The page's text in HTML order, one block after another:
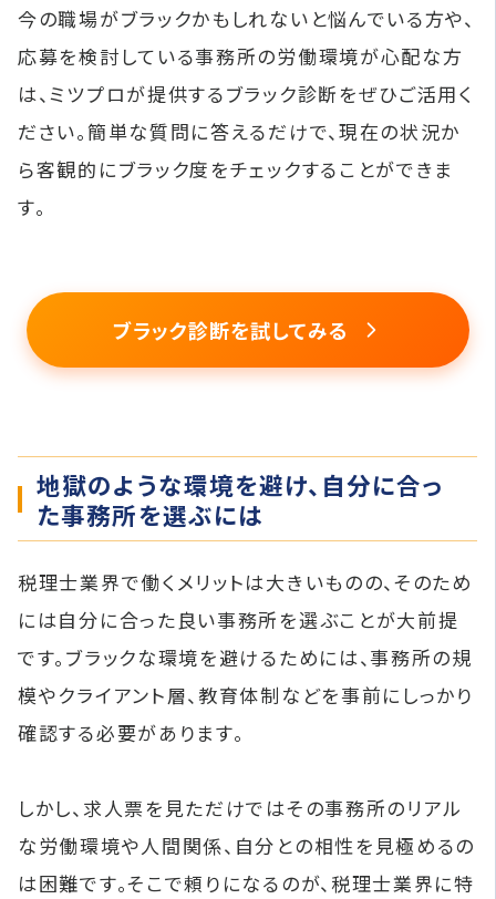
今の職場がブラックかもしれないと悩んでいる方や、
応募を検討している事務所の労働環境が心配な方
は、ミツプロが提供するブラック診断をぜひご活用く
ださい。簡単な質問に答えるだけで、現在の状況か
ら客観的にブラック度をチェックすることができま
す。
ブラック診断を試してみる
地獄のような環境を避け、自分に合っ
た事務所を選ぶには
税理士業界で働くメリットは大きいものの、そのため
には自分に合った良い事務所を選ぶことが大前提
です。ブラックな環境を避けるためには、事務所の規
模やクライアント層、教育体制などを事前にしっかり
確認する必要があります。
しかし、求人票を見ただけではその事務所のリアル
な労働環境や人間関係、自分との相性を見極めるの
は困難です。そこで頼りになるのが、税理士業界に特